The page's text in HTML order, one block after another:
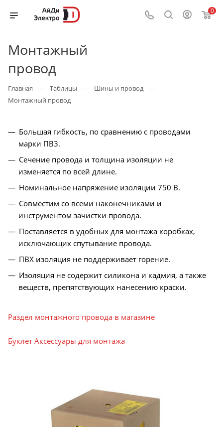
0
Монтажный
провод
Главная — Таблицы — Шины и провод —
Монтажный провод
Большая гибкость, по сравнению с проводами
марки ПВ3.
Сечение провода и толщина изоляции не
изменяется по всей длине.
Номинальное напряжение изоляции 750 В.
Совместим со всеми наконечниками и
инструментом зачистки провода.
Поставляется в удобных для монтажа коробках,
исключающих спутывание провода.
ПВХ изоляция не поддерживает горение.
Изоляция не содержит силикона и кадмия, а также
веществ, препятствующих нанесению краски.
Раздел монтажного провода в магазине
Буклет Аксессуары для монтажа